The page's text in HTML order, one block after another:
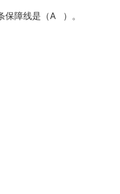
保障线是（A ）。